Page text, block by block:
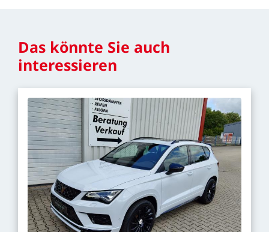
Das könnte Sie auch
interessieren